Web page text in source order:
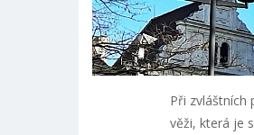
Při zvláštních
věži, která je